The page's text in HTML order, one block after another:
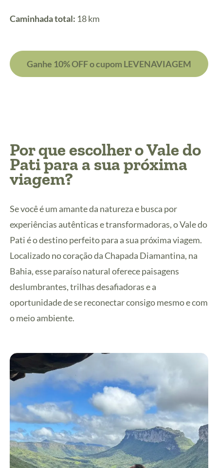
Caminhada total: 18 km
Ganhe 10% OFF o cupom LEVENAVIAGEM
Por que escolher o Vale do
Pati para a sua próxima
viagem?
Se você é um amante da natureza e busca por
experiências autênticas e transformadoras, o Vale do
Pati é o destino perfeito para a sua próxima viagem.
Localizado no coração da Chapada Diamantina, na
Bahia, esse paraíso natural oferece paisagens
deslumbrantes, trilhas desafiadoras e a
oportunidade de se reconectar consigo mesmo e com
o meio ambiente.